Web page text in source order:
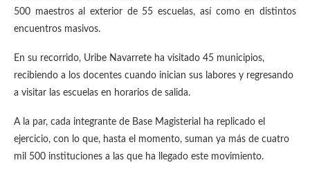
500 maestros al exterior de 55 escuelas, así como en distintos
encuentros masivos.
En su recorrido, Uribe Navarrete ha visitado 45 municipios,
recibiendo a los docentes cuando inician sus labores y regresando
a visitar las escuelas en horarios de salida.
A la par, cada integrante de Base Magisterial ha replicado el
ejercicio, con lo que, hasta el momento, suman ya más de cuatro
mil 500 instituciones a las que ha llegado este movimiento.